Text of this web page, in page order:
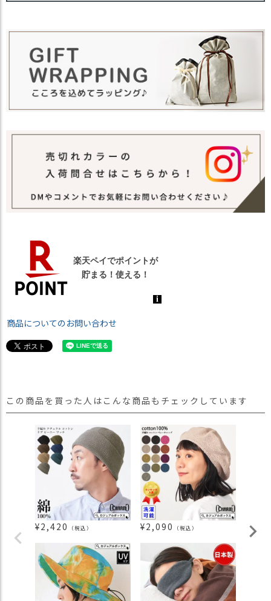
商品についてのお問い合わせ
この商品を買った人はこんな商品もチェックしています
¥2,420 （税込） ¥2,090 （税込） ¥